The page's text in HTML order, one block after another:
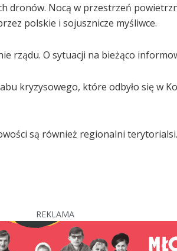
dronów. Nocą w przestrzeń
polskie i sojusznicze myśliwce.
rządu. O sytuacji na bieżąco
kryzysowego, które odbyło się w
są również regionalni terytorialsi.
REKLAMA